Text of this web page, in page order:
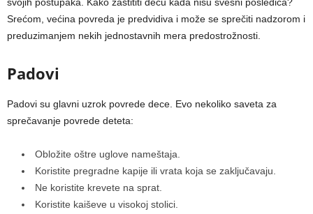
Srećom, većina povreda je predvidiva i može se sprečiti nadzorom i
preduzimanjem nekih jednostavnih mera predostrožnosti.
Padovi
Padovi su glavni uzrok povrede dece. Evo nekoliko saveta za
sprečavanje povrede deteta:
Obložite oštre uglove nameštaja.
Koristite pregradne kapije ili vrata koja se zaključavaju.
Ne koristite krevete na sprat.
Koristite kaiševe u visokoj stolici.